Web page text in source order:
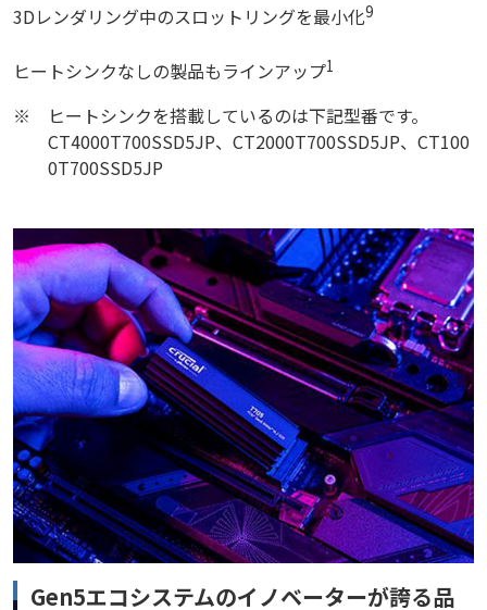
3Dレンダリング中のスロットリングを最小化9
ヒートシンクなしの製品もラインアップ1
※
ヒートシンクを搭載しているのは下記型番です。
CT4000T700SSD5JP、CT2000T700SSD5JP、CT100
0T700SSD5JP
Gen5エコシステムのイノベーターが誇る品